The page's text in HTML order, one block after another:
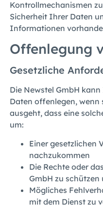
Kontrollmechanismen
Sicherheit Ihrer Daten
Informationen
Offenlegung
Gesetzliche
Die Newstel GmbH
Daten offenlegen, wenn
ausgeht, dass eine
um:
Einer gesetzlichen
nachzukommen
Die Rechte oder
GmbH zu
Mögliches
mit dem Dienst zu